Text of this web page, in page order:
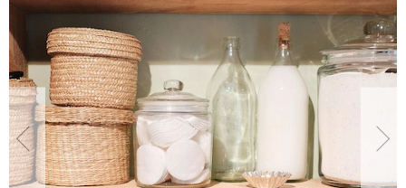
ROŚLINY OGRODOWE
PORADY
ZIELEŃ W DOMU